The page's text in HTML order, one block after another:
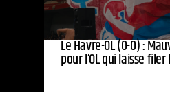
Le Havre-OL (0-0) :
pour l’OL qui laisse filer